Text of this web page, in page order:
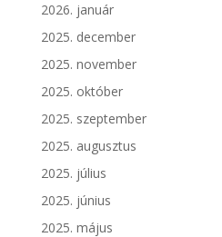
2026. január
2025. december
2025. november
2025. október
2025. szeptember
2025. augusztus
2025. július
2025. június
2025. május